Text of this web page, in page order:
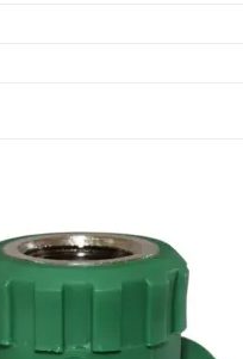
Añadir
a la